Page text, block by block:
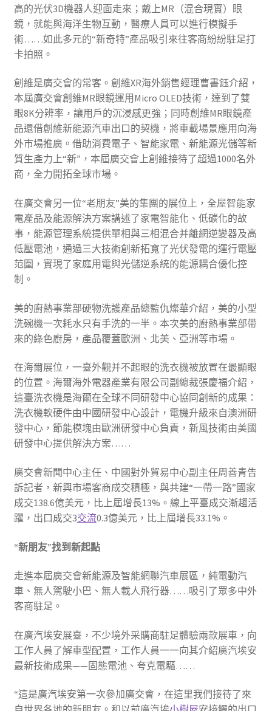
高的光伏3D機器人迎面走來；戴上MR（混合現實）眼
鏡，就能與海洋生物互動，醫療人員可以進行模擬手
術……如此多元的“新奇特”產品吸引來往客商紛紛駐足打
卡拍照。
創維是廣交會的常客。創維XR海外銷售經理曹書鈺介紹，
本屆廣交會創維MR眼鏡運用Micro OLED技術，達到了雙
眼8K分辨率，讓用戶的沉浸感更強；同時創維MR眼鏡產
品還借創維新能源汽車出口的契機，將車載場景應用向海
外市場推廣。借助消費電子、智能家電、新能源光儲等新
質生產力上“新”，本屆廣交會上創維接待了超過1000名外
商，全力開拓全球市場。
在廣交會另一位“老朋友”美的集團的展位上，全屋智能家
電產品及能源解決方案講述了家電智能化、低碳化的故
事，能源管理系統提供單相與三相混合并離網逆變器及高
低壓電池，通過三大技術創新拓寬了光伏發電的運行電壓
范圍，實現了家庭用電與光儲逆系統的能源耦合優化控
制。
美的廚熱事業部硬物洗護產品總監仇燦華介紹，美的小型
洗碗機一次耗水只有手洗的一半。本次美的廚熱事業部帶
來的綠色廚房，產品覆蓋歐洲、北美、亞洲等市場。
在海爾展位，一臺外觀并不起眼的洗衣機被放置在最顯眼
的位置。海爾海外電器產業有限公司副總裁張慶福介紹，
這臺洗衣機是海爾在全球不同研發中心協同創新的成果：
洗衣機軟硬件由中國研發中心設計，電機升級來自澳洲研
發中心，節能模塊由歐洲研發中心負責，新風技術由美國
研發中心提供解決方案……
廣交會新聞中心主任、中國對外貿易中心副主任周善青告
訴記者，新興市場客商成交積極，與共建“一帶一路”國家
成交138.6億美元，比上屆增長13%。線上平臺成交漸趨活
躍，出口成交3交流0.3億美元，比上屆增長33.1%。
“新朋友”找到新起點
走進本屆廣交會新能源及智能網聯汽車展區，純電動汽
車、無人駕駛小巴、無人載人飛行器……吸引了眾多中外
客商駐足。
在廣汽埃安展臺，不少境外采購商駐足體驗兩款展車，向
工作人員了解車型配置，工作人員一一向其介紹廣汽埃安
最新技術成果——固態電池、夸克電驅……
“這是廣汽埃安第一次參加廣交會，在這里我們接待了來